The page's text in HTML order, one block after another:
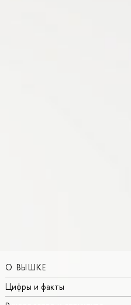
О ВЫШКЕ
Цифры и факты